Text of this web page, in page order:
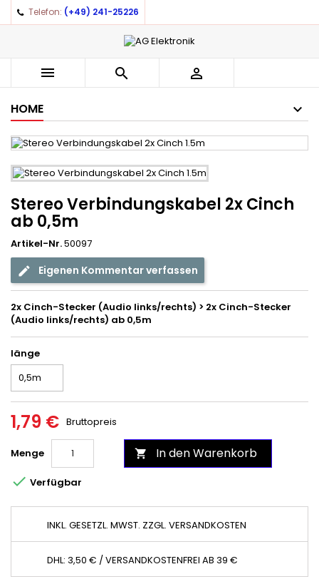
Telefon: (+49) 241-25226
  
HOME
Stereo Verbindungskabel 2x Cinch
ab 0,5m
Artikel-Nr.50097
Eigenen Kommentar verfassen
2x Cinch-Stecker (Audio links/rechts) > 2x Cinch-Stecker
(Audio links/rechts) ab 0,5m
länge
1,79 € Bruttopreis
Menge  In den Warenkorb
 Verfügbar
INKL. GESETZL. MWST. ZZGL. VERSANDKOSTEN
DHL: 3,50 € / VERSANDKOSTENFREI AB 39 €